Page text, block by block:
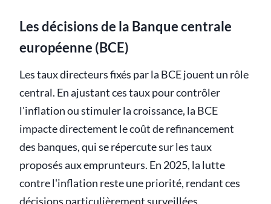
Les décisions de la Banque centrale
européenne (BCE)
Les taux directeurs fixés par la BCE jouent un rôle
central. En ajustant ces taux pour contrôler
l'inflation ou stimuler la croissance, la BCE
impacte directement le coût de refinancement
des banques, qui se répercute sur les taux
proposés aux emprunteurs. En 2025, la lutte
contre l'inflation reste une priorité, rendant ces
décisions particulièrement surveillées.